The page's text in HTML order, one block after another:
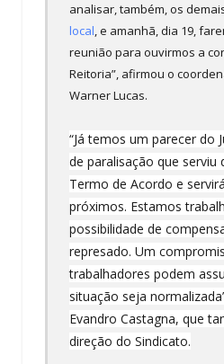
analisar, também, os
local, e amanhã, dia 19,
reunião para ouvirmos a
Reitoria”, afirmou o
Warner Lucas.
“Já temos um parecer do
de paralisação que serviu
Termo de Acordo e
próximos. Estamos
possibilidade de
represado. Um
trabalhadores podem
situação seja
Evandro Castagna, que
direção do Sindicato.